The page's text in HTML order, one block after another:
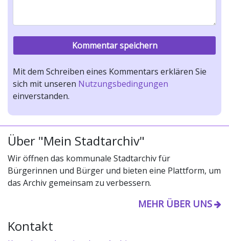
Mit dem Schreiben eines Kommentars erklären Sie
sich mit unseren Nutzungsbedingungen
einverstanden.
Über "Mein Stadtarchiv"
Wir öffnen das kommunale Stadtarchiv für
Bürgerinnen und Bürger und bieten eine Plattform, um
das Archiv gemeinsam zu verbessern.
MEHR ÜBER UNS
Kontakt